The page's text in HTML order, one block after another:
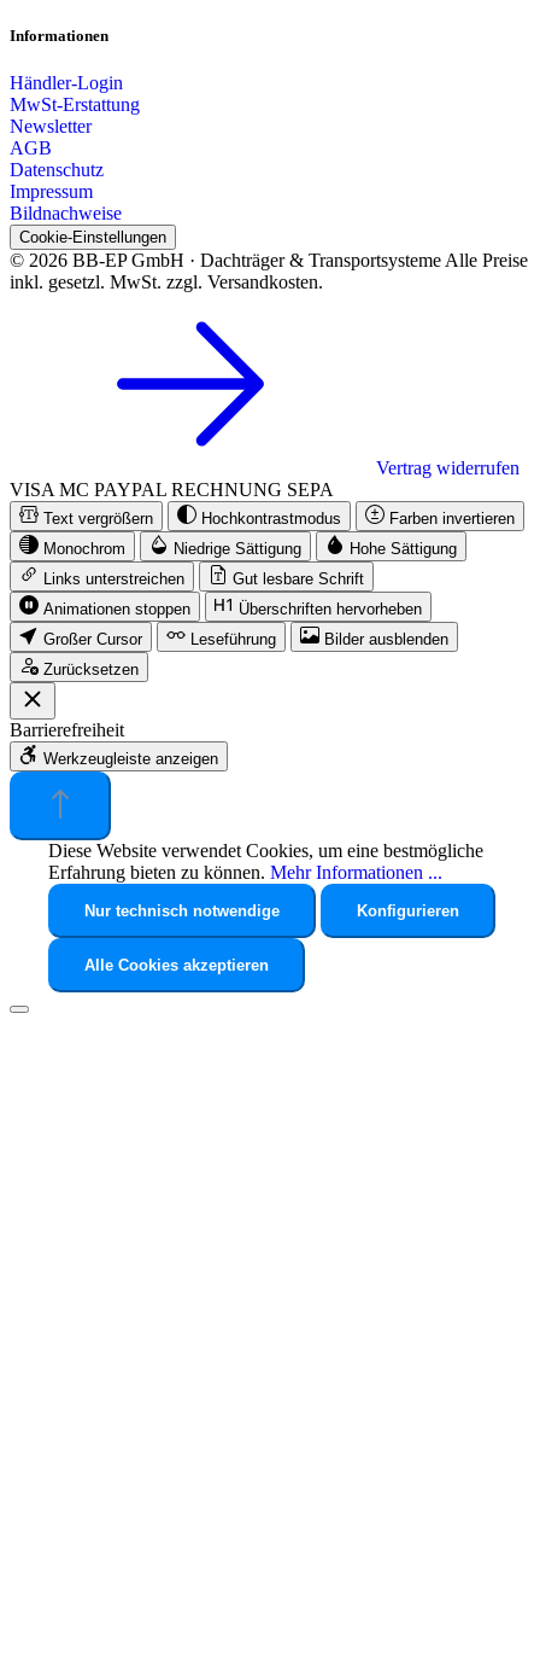
Informationen
Händler-Login
MwSt-Erstattung
Newsletter
AGB
Datenschutz
Impressum
Bildnachweise
Cookie-Einstellungen
© 2026 BB-EP GmbH · Dachträger & Transportsysteme Alle Preise
inkl. gesetzl. MwSt. zzgl. Versandkosten.
Vertrag widerrufen
VISA MC PAYPAL RECHNUNG SEPA
Text vergrößern Hochkontrastmodus
Farben invertieren
Monochrom
Niedrige Sättigung
Hohe Sättigung
Links unterstreichen
Gut lesbare Schrift
Animationen stoppen
Überschriften hervorheben
Großer Cursor
Leseführung
Bilder ausblenden
Zurücksetzen
Barrierefreiheit
Werkzeugleiste anzeigen
Diese Website verwendet Cookies, um eine bestmögliche
Erfahrung bieten zu können. Mehr Informationen ...
Nur technisch notwendige Konfigurieren
Alle Cookies akzeptieren